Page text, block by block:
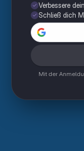
Verbessere
Schließ dich
Mit der